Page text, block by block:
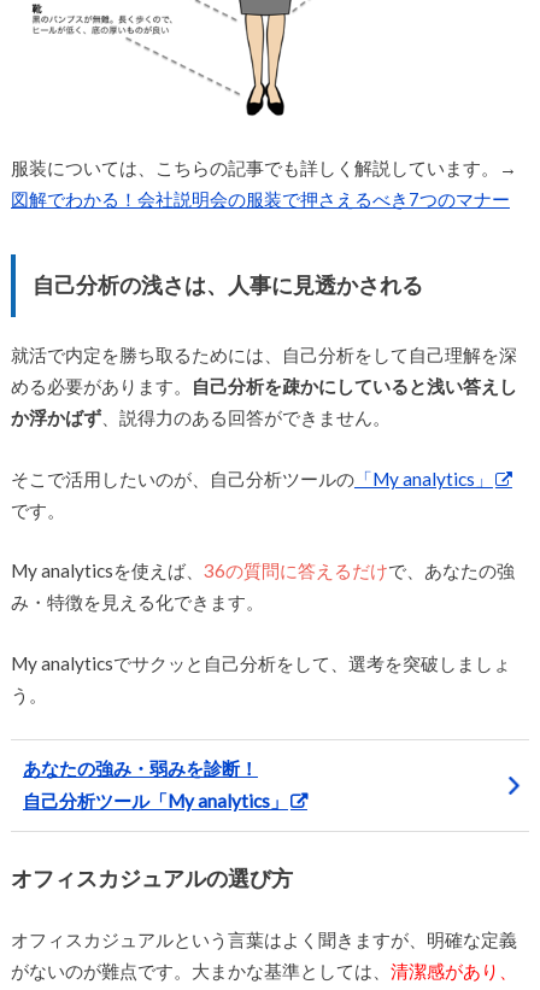
服装については、こちらの記事でも詳しく解説しています。→
図解でわかる！会社説明会の服装で押さえるべき7つのマナー
自己分析の浅さは、人事に見透かされる
就活で内定を勝ち取るためには、自己分析をして自己理解を深
める必要があります。
自己分析を疎かにしていると浅い答えし
か浮かばず、説得力のある回答ができません。
そこで活用したいのが、自己分析ツールの「My analytics」
です。
My analyticsを使えば、 36の質問に答えるだけで、あなたの強
み・特徴を見える化できます。
My analyticsでサクッと自己分析をして、選考を突破しましょ
う。
あなたの強み・弱みを診断！
自己分析ツール「My analytics」
オフィスカジュアルの選び方
オフィスカジュアルという言葉はよく聞きますが、明確な定義
がないのが難点です。大まかな基準としては、 清潔感があり、